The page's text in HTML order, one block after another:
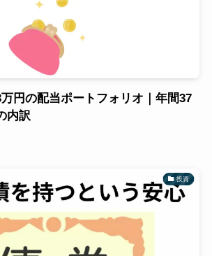
万円の配当ポートフォリオ｜年間37
内訳
投資